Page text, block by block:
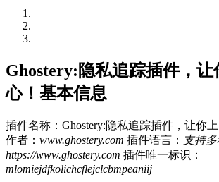
Ghostery:隐私追踪插件，让
心！基本信息
插件名称：Ghostery:隐私追踪插件，让你上
作者： www.ghostery.com 插件语言： 支持
https://www.ghostery.com 插件唯一标识：
mlomiejdfkolichcflejclcbmpeaniij